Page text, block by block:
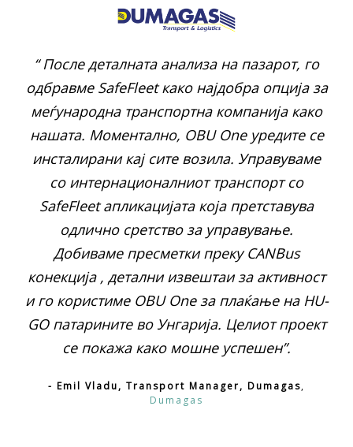
“ После деталната анализа на пазарот, го
одбравме SafeFleet како најдобра опција за
меѓународна транспортна компанија како
нашата. Моментално, ОBU Оne уредите се
инсталирани кај сите возила. Управуваме
со интернационалниот транспорт со
SafeFleet апликацијата која претставува
одлично сретство за управување.
Добиваме пресметки преку CANBus
конекција , детални извештаи за активност
и го користиме ОBU Оne за плаќање на HU-
GO патарините во Унгарија. Целиот проект
се покажа како мошне успешен”.
- Emil Vladu, Transport Manager, Dumagas,
Dumagas